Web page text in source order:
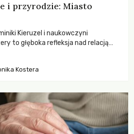
i przyrodzie: Miasto
Kieruzel i naukowczyni
to głęboka refleksja nad relacją
Kostera